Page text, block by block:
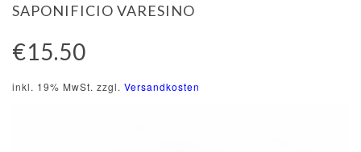
SAPONIFICIO VARESINO
€15.50
inkl. 19% MwSt. zzgl. Versandkosten